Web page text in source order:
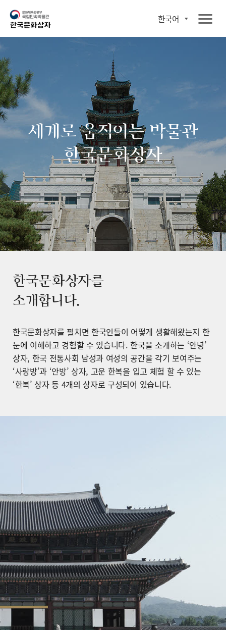
한국어
세계로 움직이는 박물관
한국문화상자
한국문화상자를
소개합니다.
한국문화상자를 펼치면 한국인들이 어떻게 생활해왔는지 한
눈에 이해하고 경험할 수 있습니다. 한국을 소개하는 ‘안녕’
상자, 한국 전통사회 남성과 여성의 공간을 각기 보여주는
‘사랑방’과 ‘안방’ 상자, 고운 한복을 입고 체험 할 수 있는
‘한복’ 상자 등 4개의 상자로 구성되어 있습니다.